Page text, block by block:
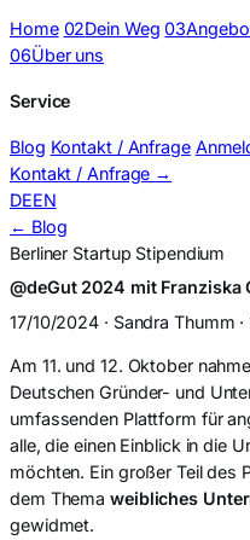
Home 02Dein Weg 03
06Über uns
Service
Blog Kontakt / Anfrage
Kontakt / Anfrage →
DEEN
← Blog
Berliner Startup Stipendium
@deGut 2024 mit
17/10/2024 · Sandra Thumm
Am 11. und 12. Oktober
Deutschen Gründer- und
umfassenden Plattform für
alle, die einen Einblick in die
möchten. Ein großer Teil des
dem Themaweibliches
gewidmet.